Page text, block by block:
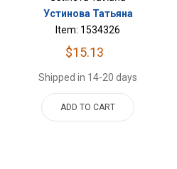
Устинова Татьяна
Item: 1534326
$15.13
Shipped in 14-20 days
ADD TO CART